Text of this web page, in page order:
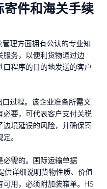
件和海关手续
理方面拥有公认的专业知
务，以便利货物通过边
程序的目的地发送的客户
过程。该企业准备所需文
要，可代表客户支付关税
境延误的风险，并确保寄
。
必需的。国际运输单据
供详细说明货物性质、价值
用，必须附加装箱单。HS